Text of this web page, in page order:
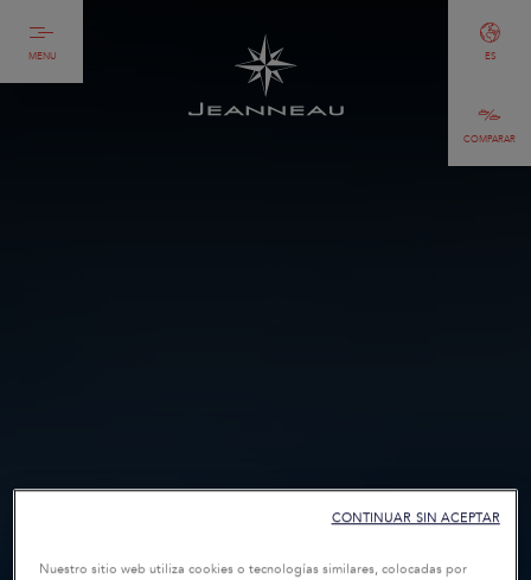
MENU
COMPARAR
ES
Nuestro sitio web utiliza cookies o tecnologías similares, colocadas por
CONTINUAR SIN ACEPTAR